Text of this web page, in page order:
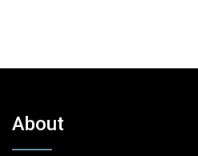
About